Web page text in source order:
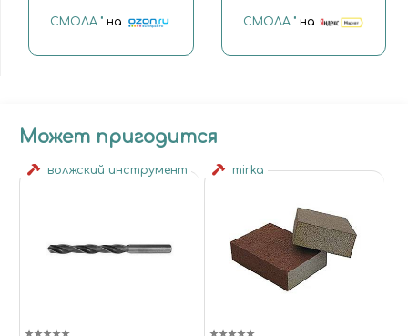
СМОЛА." на СМОЛА."на
Может пригодится
волжский инструмент mirka